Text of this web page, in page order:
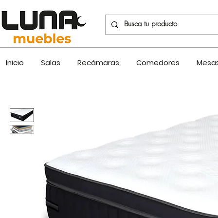
Inicio Salas Recámaras Comedores